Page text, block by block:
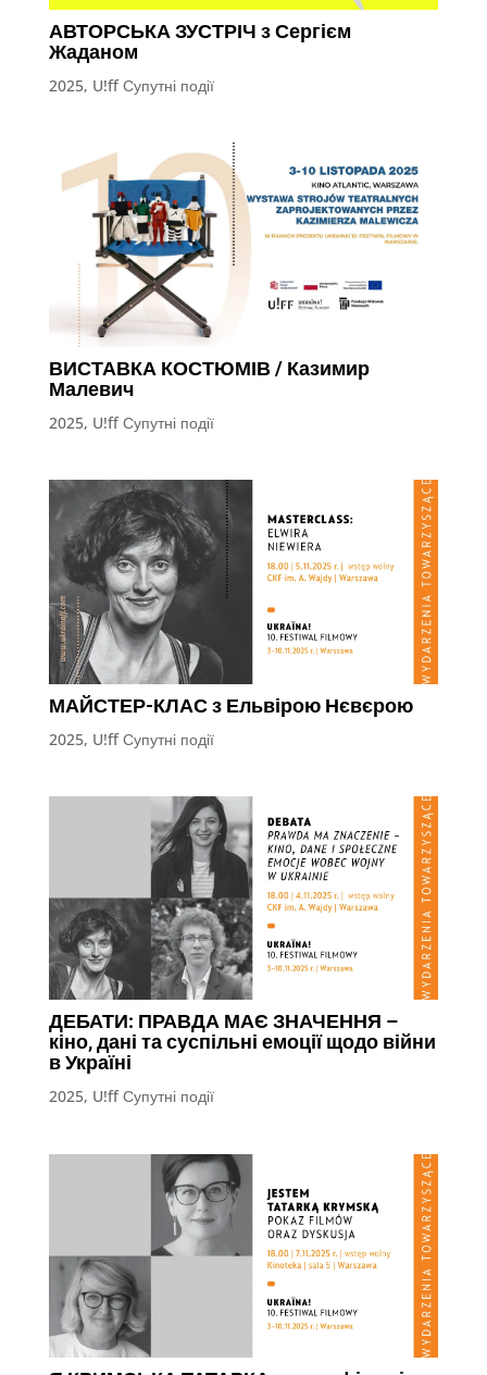
АВТОРСЬКА ЗУСТРІЧ з Сергієм
Жаданом
2025, U!ff Супутні події
ВИСТАВКА КОСТЮМІВ / Казимир
Малевич
2025, U!ff Супутні події
МАЙСТЕР-КЛАС з Ельвірою Нєвєрою
2025, U!ff Супутні події
ДЕБАТИ: ПРАВДА МАЄ ЗНАЧЕННЯ –
кіно, дані та суспільні емоції щодо війни
в Україні
2025, U!ff Супутні події